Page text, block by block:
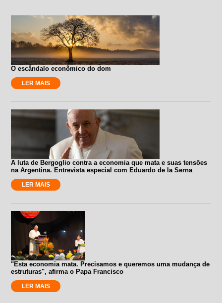
O escândalo econômico do dom
LER MAIS
A luta de Bergoglio contra a economia que mata e suas tensões
na Argentina. Entrevista especial com Eduardo de la Serna
LER MAIS
"Esta economia mata. Precisamos e queremos uma mudança de
estruturas", afirma o Papa Francisco
LER MAIS